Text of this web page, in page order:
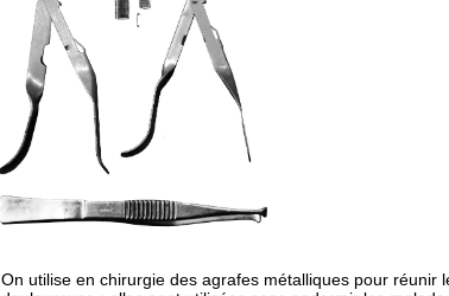
On utilise en chirurgie des agrafes métalliques pour